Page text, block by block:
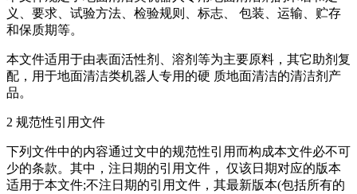
义、要求、试验方法、检验规则、标志、 包装、运输、贮存
和保质期等。
本文件适用于由表面活性剂、溶剂等为主要原料，其它助剂复
配，用于地面清洁类机器人专用的硬 质地面清洁的清洁剂产
品。
2 规范性引用文件
下列文件中的内容通过文中的规范性引用而构成本文件必不可
少的条款。其中，注日期的引用文件， 仅该日期对应的版本
适用于本文件;不注日期的引用文件，其最新版本(包括所有的